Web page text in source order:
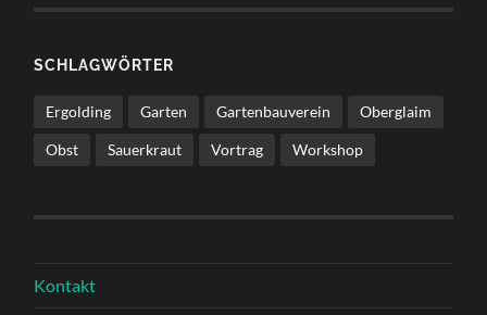
SCHLAGWÖRTER
Ergolding Garten Gartenbauverein Oberglaim
Obst Sauerkraut Vortrag Workshop
Kontakt